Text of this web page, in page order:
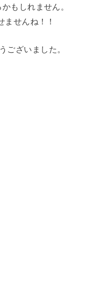
もしれません。
せんね！！
ございました。